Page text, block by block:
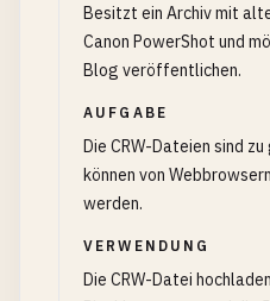
Besitzt ein Archiv mit
Canon PowerShot und
Blog veröffentlichen.
AUFGABE
Die CRW-Dateien sind
können von
werden.
VERWENDUNG
Die CRW-Datei